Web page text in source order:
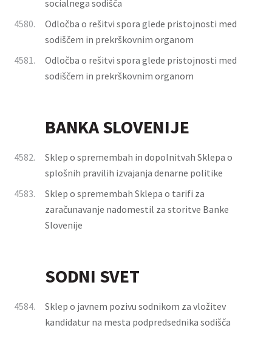
socialnega sodišča
4580.
Odločba o rešitvi spora glede pristojnosti med
sodiščem in prekrškovnim organom
4581.
Odločba o rešitvi spora glede pristojnosti med
sodiščem in prekrškovnim organom
BANKA SLOVENIJE
4582.
Sklep o spremembah in dopolnitvah Sklepa o
splošnih pravilih izvajanja denarne politike
4583.
Sklep o spremembah Sklepa o tarifi za
zaračunavanje nadomestil za storitve Banke
Slovenije
SODNI SVET
4584.
Sklep o javnem pozivu sodnikom za vložitev
kandidatur na mesta podpredsednika sodišča